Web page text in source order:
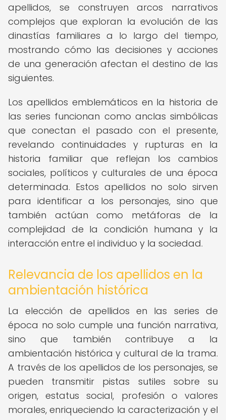
apellidos, se construyen arcos narrativos
complejos que exploran la evolución de las
dinastías familiares a lo largo del tiempo,
mostrando cómo las decisiones y acciones
de una generación afectan el destino de las
siguientes.
Los apellidos emblemáticos en la historia de
las series funcionan como anclas simbólicas
que conectan el pasado con el presente,
revelando continuidades y rupturas en la
historia familiar que reflejan los cambios
sociales, políticos y culturales de una época
determinada. Estos apellidos no solo sirven
para identificar a los personajes, sino que
también actúan como metáforas de la
complejidad de la condición humana y la
interacción entre el individuo y la sociedad.
Relevancia de los apellidos en la
ambientación histórica
La elección de apellidos en las series de
época no solo cumple una función narrativa,
sino que también contribuye a la
ambientación histórica y cultural de la trama.
A través de los apellidos de los personajes, se
pueden transmitir pistas sutiles sobre su
origen, estatus social, profesión o valores
morales, enriqueciendo la caracterización y el